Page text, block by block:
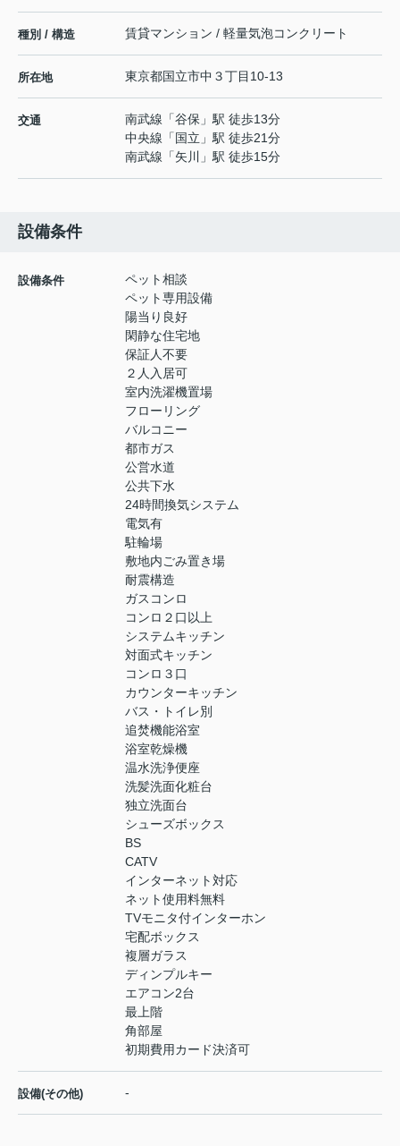
種別 / 構造 賃貸マンション / 軽量気泡コンクリート
所在地 東京都国立市中 ３丁目10-13
交通 南武線 「谷保 」駅 徒歩13分
中央線 「 国立 」駅 徒歩21分
南武線 「矢川 」駅 徒歩15分
設備条件
設備条件
ペット相談
ペット専用設備
陽当り良好
閑静な住宅地
保証人不要
２人入居可
室内洗濯機置場
フローリング
バルコニー
都市ガス
公営水道
公共下水
24時間換気システム
電気有
駐輪場
敷地内ごみ置き場
耐震構造
ガスコンロ
コンロ２口以上
システムキッチン
対面式キッチン
コンロ３口
カウンターキッチン
バス・トイレ別
追焚機能浴室
浴室乾燥機
温水洗浄便座
洗髪洗面化粧台
独立洗面台
シューズボックス
BS
CATV
インターネット対応
ネット使用料無料
TVモニタ付インターホン
宅配ボックス
複層ガラス
ディンプルキー
エアコン2台
最上階
角部屋
初期費用カード決済可
設備(その他) -